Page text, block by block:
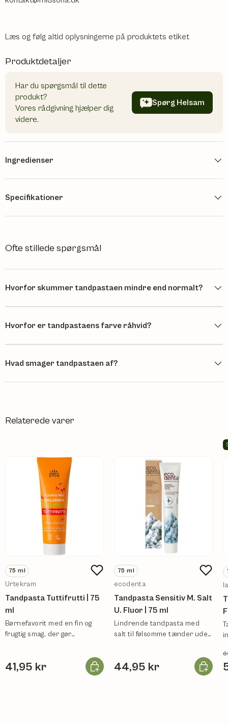
Læs og følg altid oplysningerne på produktets etiket
Produktdetaljer
Har du spørgsmål til dette
produkt?
Vores rådgivning hjælper dig
videre.
Spørg Helsam
Ingredienser
Specifikationer
Ofte stillede spørgsmål
Hvorfor skummer tandpastaen mindre end normalt?
Hvorfor er tandpastaens farve råhvid?
Hvad smager tandpastaen af?
Relaterede varer
75 ml
Urtekram
Tandpasta Tuttifrutti | 75
ml
Børnefavorit med en fin og
frugtig smag, der gør
41,95 kr Læg i kurv
75 ml
ecodenta
Tandpasta Sensitiv M. Salt
U. Fluor | 75 ml
Lindrende tandpasta med
salt til følsomme tænder uden
44,95 kr Læg i